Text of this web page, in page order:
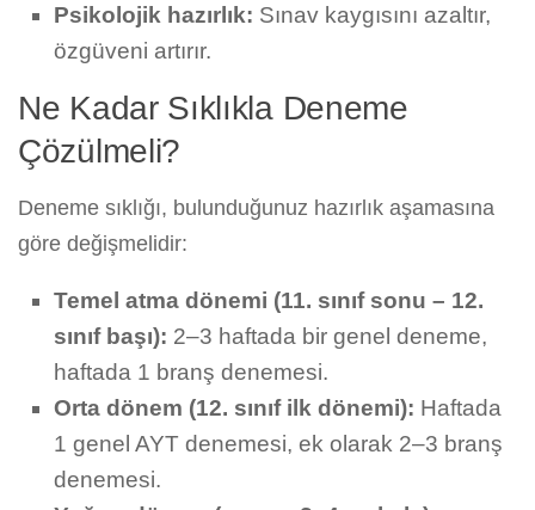
Psikolojik hazırlık: Sınav kaygısını azaltır,
özgüveni artırır.
Ne Kadar Sıklıkla Deneme
Çözülmeli?
Deneme sıklığı, bulunduğunuz hazırlık aşamasına
göre değişmelidir:
Temel atma dönemi (11. sınıf sonu – 12.
sınıf başı): 2–3 haftada bir genel deneme,
haftada 1 branş denemesi.
Orta dönem (12. sınıf ilk dönemi): Haftada
1 genel AYT denemesi, ek olarak 2–3 branş
denemesi.